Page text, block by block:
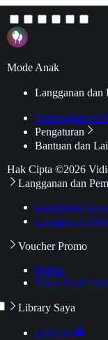
Mode Anak
Langganan dan
Hubungkan ke
Pengaturan
Bantuan dan
Hak Cipta ©2026
Langganan dan
Langganan
Langganan
Voucher Promo
Promo
Pakai Kode
Library Saya
Daftarku